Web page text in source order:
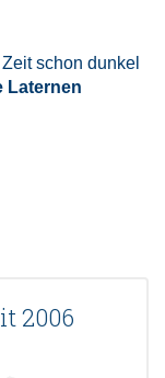
schon dunkel
Laternen
2006